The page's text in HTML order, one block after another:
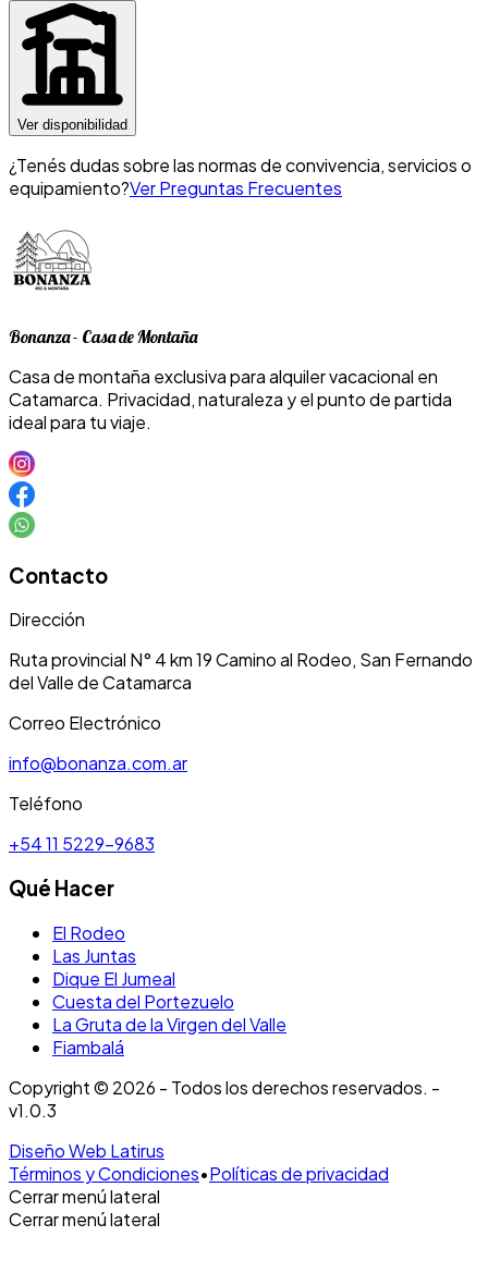
Ver disponibilidad
¿Tenés dudas sobre las normas de convivencia, servicios o
equipamiento?Ver Preguntas Frecuentes
Bonanza - Casa de Montaña
Casa de montaña exclusiva para alquiler vacacional en
Catamarca. Privacidad, naturaleza y el punto de partida
ideal para tu viaje.
Contacto
Dirección
Ruta provincial N° 4 km 19 Camino al Rodeo, San Fernando
del Valle de Catamarca
Correo Electrónico
info@bonanza.com.ar
Teléfono
+54 11 5229-9683
Qué Hacer
El Rodeo
Las Juntas
Dique El Jumeal
Cuesta del Portezuelo
La Gruta de la Virgen del Valle
Fiambalá
Copyright © 2026 - Todos los derechos reservados. -
v1.0.3
Diseño Web Latirus
Términos y Condiciones•Políticas de privacidad
Cerrar menú lateral
Cerrar menú lateral